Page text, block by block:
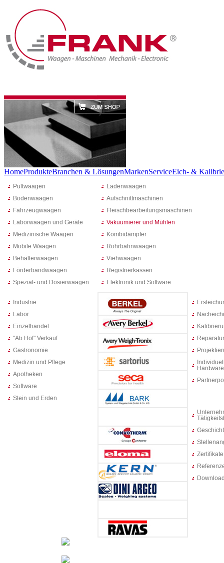
HomeProdukteBranchen & LösungenMarkenServiceEich- &
Pultwaagen
Bodenwaagen
Fahrzeugwaagen
Laborwaagen und Geräte
Medizinische Waagen
Mobile Waagen
Behälterwaagen
Förderbandwaagen
Spezial- und Dosierwaagen
Ladenwaagen
Aufschnittmaschinen
Fleischbearbeitungsmaschinen
Vakuumierer und Mühlen
Kombidämpfer
Rohrbahnwaagen
Viehwaagen
Registrierkassen
Elektronik und Software
Industrie
Labor
Einzelhandel
"Ab Hof" Verkauf
Gastronomie
Medizin und Pflege
Apotheken
Software
Stein und Erden
Zertifikate